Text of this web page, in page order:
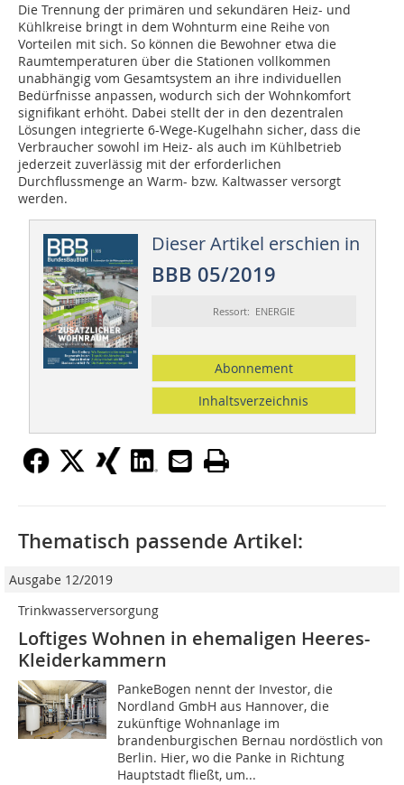
Die Trennung der primären und sekundären Heiz- und
Kühlkreise bringt in dem Wohnturm eine Reihe von
Vorteilen mit sich. So können die Bewohner etwa die
Raumtemperaturen über die Stationen vollkommen
unabhängig vom Gesamtsystem an ihre individuellen
Bedürfnisse anpassen, wodurch sich der Wohnkomfort
signifikant erhöht. Dabei stellt der in den dezentralen
Lösungen integrierte 6-Wege-Kugelhahn sicher, dass die
Verbraucher sowohl im Heiz- als auch im Kühlbetrieb
jederzeit zuverlässig mit der erforderlichen
Durchflussmenge an Warm- bzw. Kaltwasser versorgt
werden.
Dieser Artikel erschien in
BBB 05/2019
Ressort: ENERGIE
Abonnement
Inhaltsverzeichnis
Thematisch passende Artikel:
Ausgabe 12/2019
Trinkwasserversorgung
Loftiges Wohnen in ehemaligen Heeres-
Kleiderkammern
PankeBogen nennt der Investor, die
Nordland GmbH aus Hannover, die
zukünftige Wohnanlage im
brandenburgischen Bernau nordöstlich von
Berlin. Hier, wo die Panke in Richtung
Hauptstadt fließt, um...